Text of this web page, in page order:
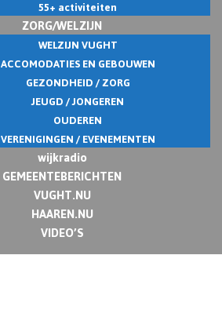
55+ activiteiten
ZORG/WELZIJN
WELZIJN VUGHT
ACCOMODATIES EN GEBOUWEN
GEZONDHEID / ZORG
JEUGD / JONGEREN
OUDEREN
VERENIGINGEN / EVENEMENTEN
wijkradio
GEMEENTEBERICHTEN
VUGHT.NU
HAAREN.NU
VIDEO’S